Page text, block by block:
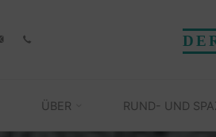
ÜBER RUND- UND